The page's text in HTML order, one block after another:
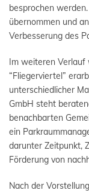
besprochen
übernommen und
Verbesserung des
Im weiteren Verlauf
“Fliegerviertel”
unterschiedlicher
GmbH steht
benachbarten
ein
darunter Zeitpunkt,
Förderung von
Nach der